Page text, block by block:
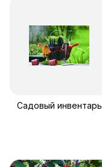
Садовый инвентарь